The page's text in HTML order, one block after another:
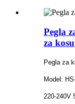
Pegla
za kosu
Pegla za
Model:
220-240V